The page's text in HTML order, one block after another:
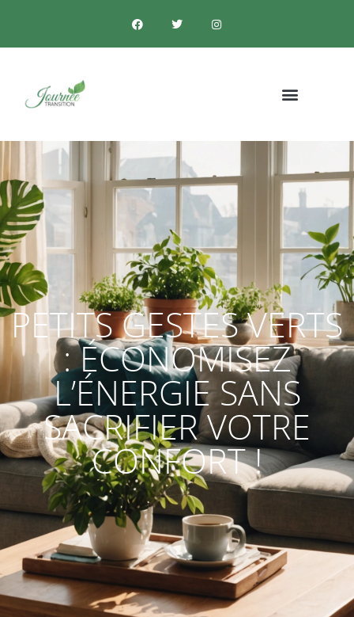
PETITS GESTES VERTS
: ÉCONOMISEZ
L’ÉNERGIE SANS
SACRIFIER VOTRE
CONFORT !